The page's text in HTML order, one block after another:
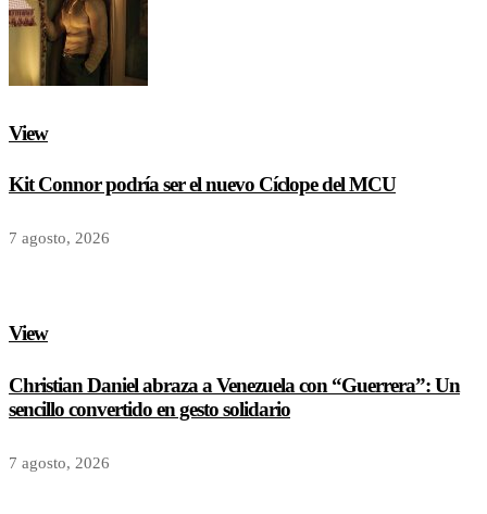
View
Kit Connor podría ser el nuevo Cíclope del MCU
7 agosto, 2026
View
Christian Daniel abraza a Venezuela con “Guerrera”: Un
sencillo convertido en gesto solidario
7 agosto, 2026